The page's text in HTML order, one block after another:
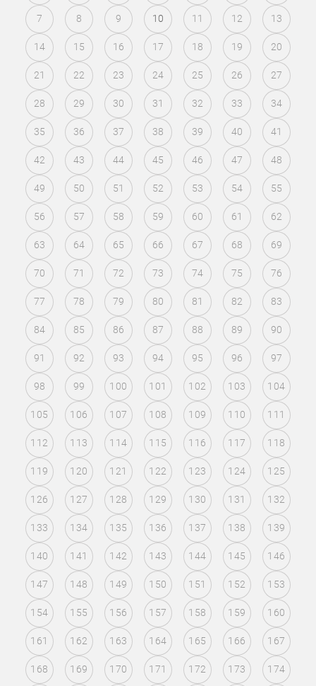
7 8 9 10 11 12 13
14 15 16 17 18 19 20
21 22 23 24 25 26 27
28 29 30 31 32 33 34
35 36 37 38 39 40 41
42 43 44 45 46 47 48
49 50 51 52 53 54 55
56 57 58 59 60 61 62
63 64 65 66 67 68 69
70 71 72 73 74 75 76
77 78 79 80 81 82 83
84 85 86 87 88 89 90
91 92 93 94 95 96 97
98 99 100 101 102 103 104
105 106 107 108 109 110 111
112 113 114 115 116 117 118
119 120 121 122 123 124 125
126 127 128 129 130 131 132
133 134 135 136 137 138 139
140 141 142 143 144 145 146
147 148 149 150 151 152 153
154 155 156 157 158 159 160
161 162 163 164 165 166 167
168 169 170 171 172 173 174